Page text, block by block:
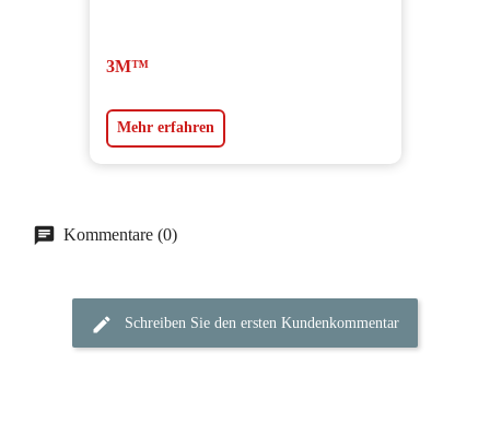
3M™
Mehr erfahren
Kommentare (0)
Schreiben Sie den ersten Kundenkommentar